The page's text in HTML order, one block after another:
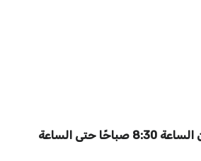
الفترة الأولى: من الساعة 8:30 صباحًا حتى الساعة